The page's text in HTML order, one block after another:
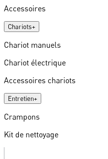
Accessoires
Chariots+
Chariot manuels
Chariot électrique
Accessoires chariots
Entretien+
Crampons
Kit de nettoyage